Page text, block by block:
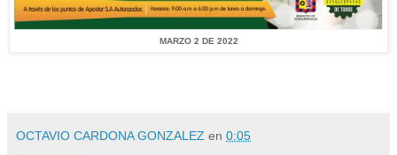
MARZO 2 DE 2022
OCTAVIO CARDONA GONZALEZ en 0:05